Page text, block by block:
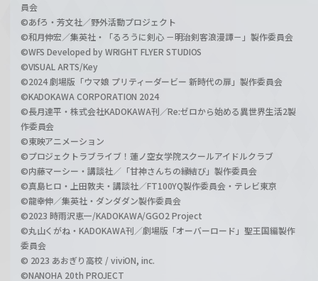
員会
©あfろ・芳文社／野外活動プロジェクト
©和月伸宏／集英社・「るろうに剣心 －明治剣客浪漫譚－」製作委員会
©WFS Developed by WRIGHT FLYER STUDIOS
©VISUAL ARTS/Key
©2024 劇場版「ウマ娘 プリティーダービー 新時代の扉」製作委員会
©KADOKAWA CORPORATION 2024
©長月達平・株式会社KADOKAWA刊／Re:ゼロから始める異世界生活2製
作委員会
©東映アニメーション
©プロジェクトラブライブ！蓮ノ空女学院スクールアイドルクラブ
©内藤マーシー・講談社／「甘神さんちの縁結び」製作委員会
©真島ヒロ・上田敦夫・講談社／FT100YQ製作委員会・テレビ東京
©龍幸伸／集英社・ダンダダン製作委員会
©2023 時雨沢恵一/KADOKAWA/GGO2 Project
©丸山くがね・KADOKAWA刊／劇場版「オーバーロード」聖王国編製作
委員会
© 2023 あおぎり高校 / viviON, inc.
©NANOHA 20th PROJECT